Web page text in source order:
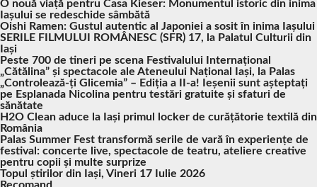
O nouă viață pentru Casa Kieser: Monumentul istoric din inima
Iașului se redeschide sâmbătă
Oishi Ramen: Gustul autentic al Japoniei a sosit în inima Iașului
SERILE FILMULUI ROMÂNESC (SFR) 17, la Palatul Culturii din
Iași
Peste 700 de tineri pe scena Festivalului Internațional
„Cătălina” și spectacole ale Ateneului Național Iași, la Palas
„Controlează-ți Glicemia” – Ediția a II-a! Ieșenii sunt așteptați
pe Esplanada Nicolina pentru testări gratuite și sfaturi de
sănătate
H2O Clean aduce la Iași primul locker de curățătorie textilă din
România
Palas Summer Fest transformă serile de vară în experiențe de
festival: concerte live, spectacole de teatru, ateliere creative
pentru copii și multe surprize
Topul știrilor din Iași, Vineri 17 Iulie 2026